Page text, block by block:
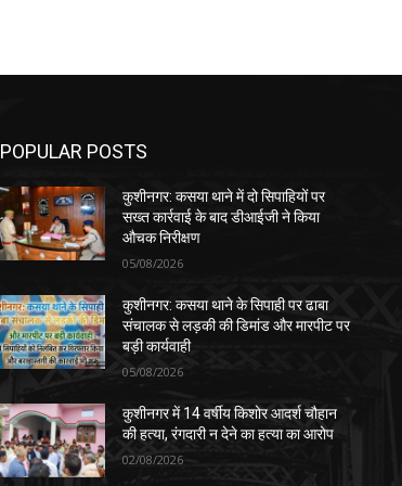
POPULAR POSTS
कुशीनगर: कसया थाने में दो सिपाहियों पर
सख्त कार्रवाई के बाद डीआईजी ने किया
औचक निरीक्षण
05/08/2026
कुशीनगर: कसया थाने के सिपाही पर ढाबा
संचालक से लड़की की डिमांड और मारपीट पर
बड़ी कार्यवाही
05/08/2026
कुशीनगर में 14 वर्षीय किशोर आदर्श चौहान
की हत्या, रंगदारी न देने का हत्या का आरोप
02/08/2026